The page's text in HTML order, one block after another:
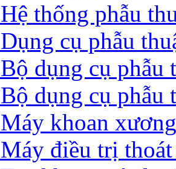
thống phẫu
cụ phẫu
dụng cụ phẫu
dụng cụ phẫu
khoan
điều trị